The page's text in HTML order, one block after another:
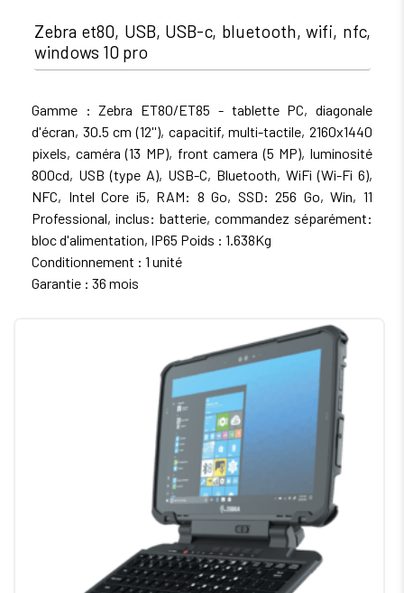
Zebra et80, USB, USB-c, bluetooth, wifi, nfc,
windows 10 pro
Gamme : Zebra ET80/ET85 - tablette PC, diagonale
d'écran, 30.5 cm (12''), capacitif, multi-tactile, 2160x1440
pixels, caméra (13 MP), front camera (5 MP), luminosité
800cd, USB (type A), USB-C, Bluetooth, WiFi (Wi-Fi 6),
NFC, Intel Core i5, RAM: 8 Go, SSD: 256 Go, Win, 11
Professional, inclus: batterie, commandez séparément:
bloc d'alimentation, IP65 Poids : 1.638Kg
Conditionnement : 1 unité
Garantie : 36 mois